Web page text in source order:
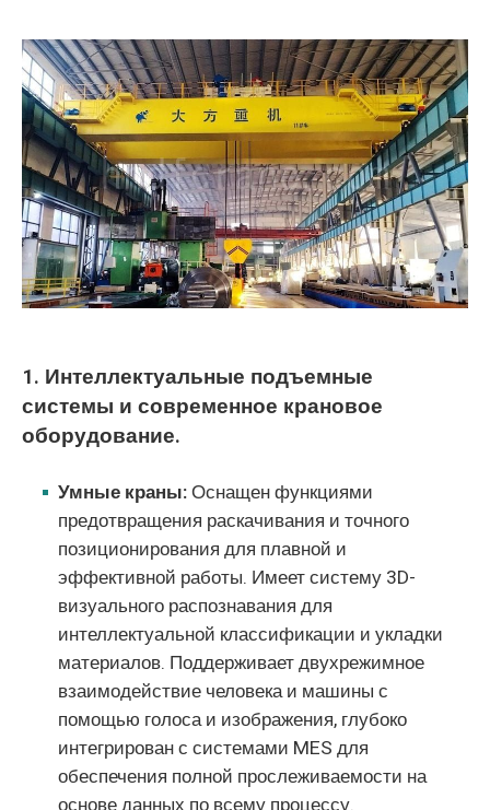
1. Интеллектуальные подъемные
системы и современное крановое
оборудование.
Умные краны:Оснащен функциями
предотвращения раскачивания и точного
позиционирования для плавной и
эффективной работы. Имеет систему 3D-
визуального распознавания для
интеллектуальной классификации и укладки
материалов. Поддерживает двухрежимное
взаимодействие человека и машины с
помощью голоса и изображения, глубоко
интегрирован с системами MES для
обеспечения полной прослеживаемости на